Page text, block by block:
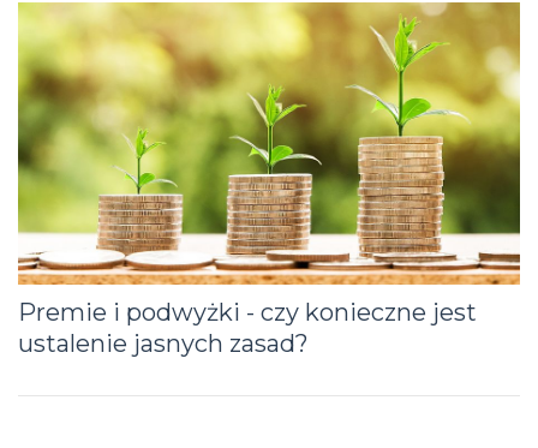
Premie i podwyżki - czy konieczne jest
ustalenie jasnych zasad?